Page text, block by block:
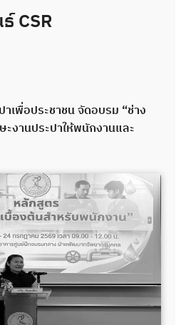
CSR
เพื่อประชาชน จัดอบรม “ช่าง
ะงานประปาให้พนักงานและ